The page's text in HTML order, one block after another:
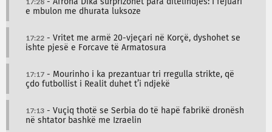
- Afrona Dika surprizohet para ditëlindjes: I fejuari
e mbulon me dhurata luksoze
17:22 - Vritet me armë 20-vjeçari në Korçë, dyshohet se
ishte pjesë e Forcave të Armatosura
17:17 - Mourinho i ka prezantuar tri rregulla strikte, që
çdo futbollist i Realit duhet t’i ndjekë
17:13 - Vuçiq thotë se Serbia do të hapë fabrikë dronësh
në shtator bashkë me Izraelin